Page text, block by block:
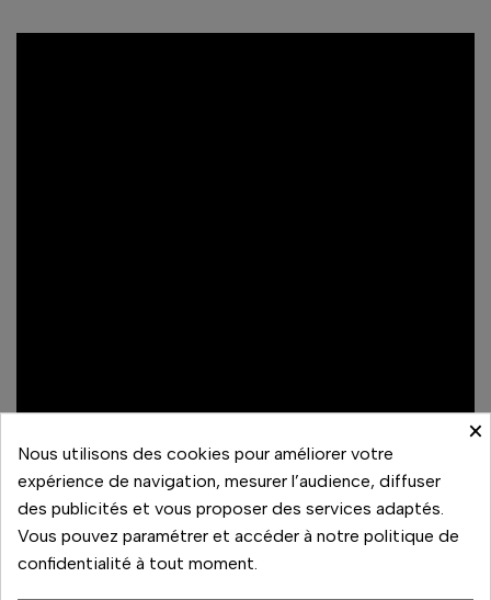
En tournage
×
Nous utilisons des cookies pour améliorer votre
expérience de navigation, mesurer l’audience, diffuser
des publicités et vous proposer des services adaptés.
Vous pouvez paramétrer et accéder à notre politique de
confidentialité à tout moment.